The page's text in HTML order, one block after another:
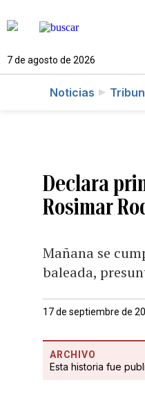
7 de agosto de 2026
Noticias
Declara
Rosimar
Mañana se
baleada,
17 de septiembre de
ARCHIVO
Esta historia fue